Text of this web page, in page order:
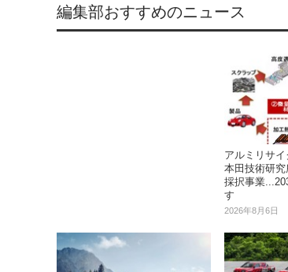
編集部おすすめのニュース
アルミリサイ
本田技術研
採択事業
す
2026年8月6日